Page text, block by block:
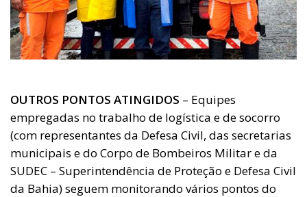
OUTROS PONTOS ATINGIDOS – Equipes
empregadas no trabalho de logística e de socorro
(com representantes da Defesa Civil, das secretarias
municipais e do Corpo de Bombeiros Militar e da
SUDEC – Superintendência de Proteção e Defesa Civil
da Bahia) seguem monitorando vários pontos do